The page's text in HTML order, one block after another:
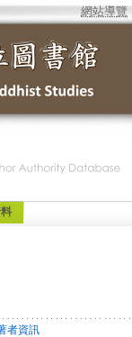
網站導覽
者資訊